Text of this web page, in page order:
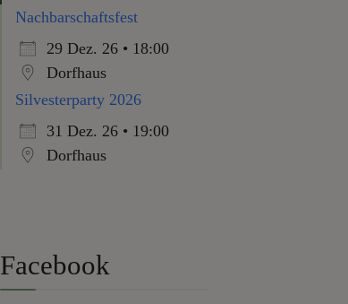
Nachbarschaftsfest
29 Dez. 26 • 18:00
Dorfhaus
Silvesterparty 2026
31 Dez. 26 • 19:00
Dorfhaus
Facebook